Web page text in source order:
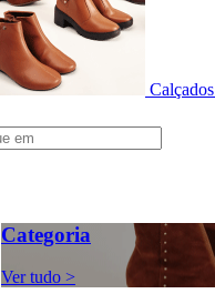
Calçados
Categoria
Ver tudo >